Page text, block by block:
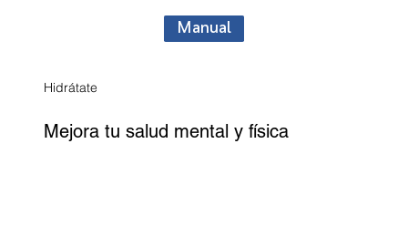
Mejora tu salud mental y física
Hidrátate
Manual